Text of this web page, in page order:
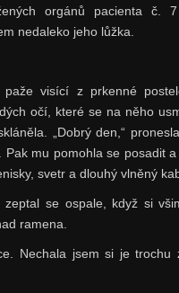
orgánů pacienta č.
nedaleko jeho lůžka.
visící z prkenné
očí, které se na něho
„Dobrý den,“
mu pomohla se posadit a
svetr a dlouhý vlněný
zeptal se ospale, když si
ramena.
Nechala jsem si je trochu